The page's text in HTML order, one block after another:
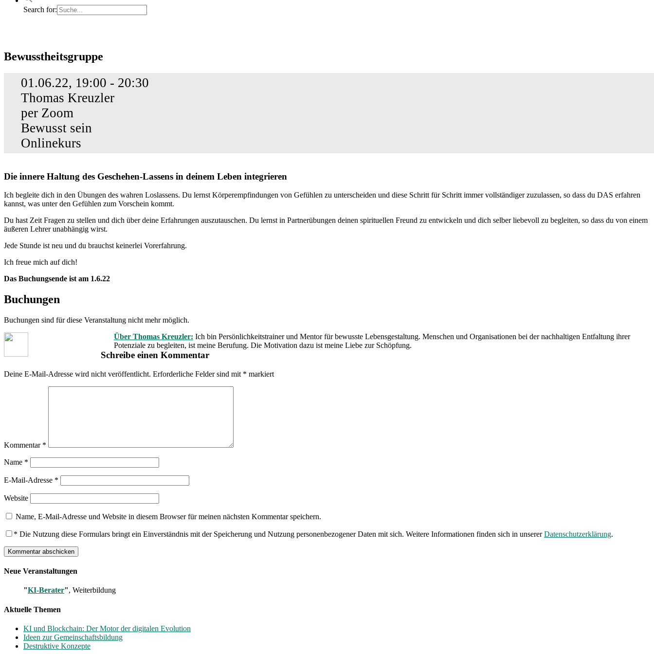
Search for:
Bewusstheitsgruppe
Bewusstheitsgruppe
01.06.22, 19:00 - 20:30
Thomas Kreuzler
per Zoom
Bewusst sein
Onlinekurs
Die innere Haltung des Geschehen-Lassens in deinem Leben integrieren
Ich begleite dich in den Übungen des wahren Loslassens. Du lernst Körperempfindungen von Gefühlen zu unterscheiden und diese Schritt für Schritt immer vollständiger zuzulassen, so dass du DAS erfahren
kannst, was unter den Gefühlen zum Vorschein kommt.
Du hast Zeit Fragen zu stellen und dich über deine Erfahrungen auszutauschen. Du lernst in Partnerübungen deinen spirituellen Freund zu entwickeln und dich selber liebevoll zu begleiten, so dass du von einem
äußeren Lehrer unabhängig wirst.
Jede Stunde ist neu und du brauchst keinerlei Vorerfahrung.
Ich freue mich auf dich!
Das Buchungsende ist am 1.6.22
Buchungen
Buchungen sind für diese Veranstaltung nicht mehr möglich.
Über Thomas Kreuzler: Ich bin Persönlichkeitstrainer und Mentor für bewusste Lebensgestaltung. Menschen und Organisationen bei der nachhaltigen Entfaltung ihrer
Potenziale zu begleiten, ist meine Berufung. Die Motivation dazu ist meine Liebe zur Schöpfung.
Schreibe einen Kommentar
Deine E-Mail-Adresse wird nicht veröffentlicht. Erforderliche Felder sind mit * markiert
Kommentar *
Name *
E-Mail-Adresse *
Website
Name, E-Mail-Adresse und Website in diesem Browser für meinen nächsten Kommentar speichern.
* Die Nutzung diese Formulars bringt ein Einverständnis mit der Speicherung und Nutzung personenbezogener Daten mit sich. Weitere Informationen finden sich in unsererDatenschutzerklärung.
Neue Veranstaltungen
"KI-Berater", Weiterbildung
Aktuelle Themen
KI und Blockchain: Der Motor der digitalen Evolution
Ideen zur Gemeinschaftsbildung
Destruktive Konzepte